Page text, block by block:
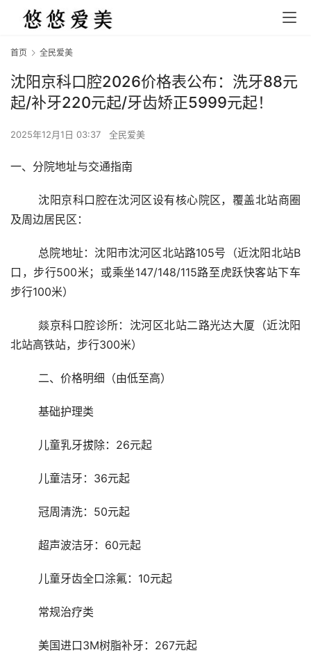
首页 全民爱美
沈阳京科口腔2026价格表公布：洗牙88元
起/补牙220元起/牙齿矫正5999元起！
2025年12月1日 03:37 全民爱美
一、分院地址与交通指南
及周边居民区：
口，步行500米；或乘坐147/148/115路至虎跃快客站下车
步行100米）
北站高铁站，步行300米）
	二、价格明细（由低至高）
	基础护理类
	儿童乳牙拔除：26元起
	儿童洁牙：36元起
	冠周清洗：50元起
	超声波洁牙：60元起
	儿童牙齿全口涂氟：10元起
	常规治疗类
	美国进口3M树脂补牙：267元起